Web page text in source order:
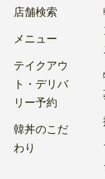
店舗検索
メニュー
テイクアウ
ト・デリバ
リー予約
韓丼のこだ
わり